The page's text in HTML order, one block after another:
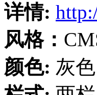
详情:
风格：
颜色: 灰